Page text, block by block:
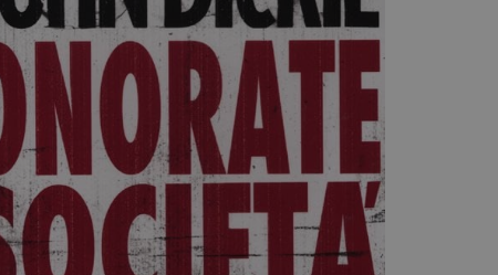
Rassegna Stampa
Partecipa
Diventa Partner
Dona
Fondazione Trame